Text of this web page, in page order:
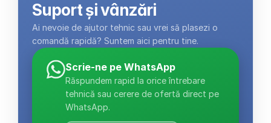
Suport și vânzări
Ai nevoie de ajutor tehnic sau vrei să plasezi o
comandă rapidă? Suntem aici pentru tine.
Scrie-ne pe WhatsApp
Răspundem rapid la orice întrebare
tehnică sau cerere de ofertă direct pe
WhatsApp.